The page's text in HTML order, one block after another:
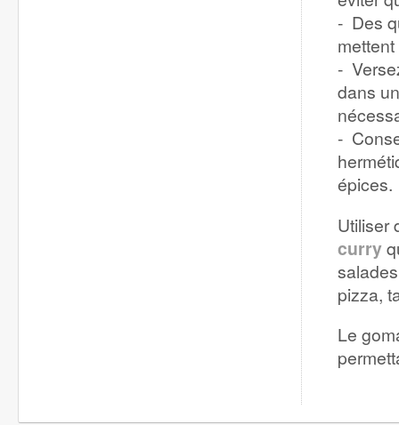
- Des
-
dans
-
épices.
Utiliser
curry
pizza,
Le